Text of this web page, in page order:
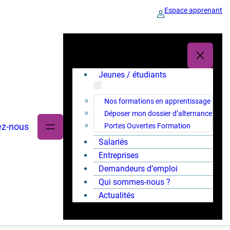
Espace apprenant
nous
Jeunes / étudiants
Nos formations en apprentissage
Déposer mon dossier d’alternance
Portes Ouvertes Formation
Salariés
Entreprises
Demandeurs d’emploi
Qui sommes-nous ?
Actualités